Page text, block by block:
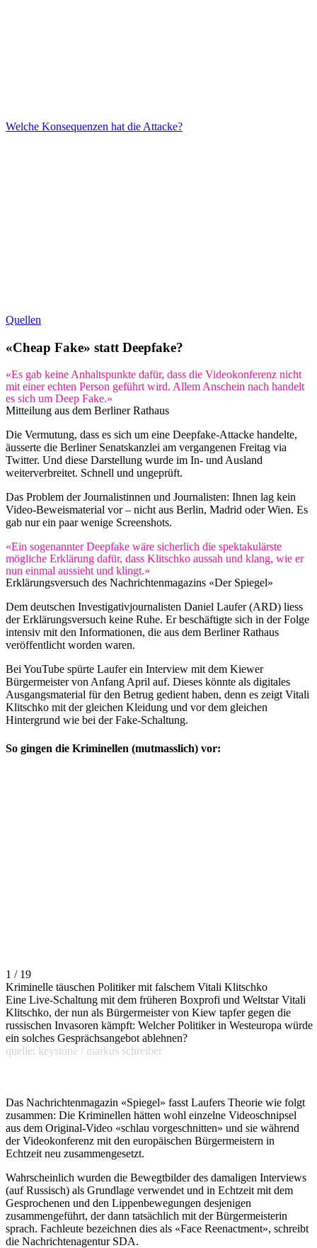
Welche Konsequenzen hat die Attacke?
Quellen
«Cheap Fake» statt Deepfake?
«Es gab keine Anhaltspunkte dafür, dass die Videokonferenz nicht
mit einer echten Person geführt wird. Allem Anschein nach handelt
es sich um Deep Fake.»
Mitteilung aus dem Berliner Rathaus
Die Vermutung, dass es sich um eine Deepfake-Attacke handelte,
äusserte die Berliner Senatskanzlei am vergangenen Freitag via
Twitter. Und diese Darstellung wurde im In- und Ausland
weiterverbreitet. Schnell und ungeprüft.
Das Problem der Journalistinnen und Journalisten: Ihnen lag kein
Video-Beweismaterial vor – nicht aus Berlin, Madrid oder Wien. Es
gab nur ein paar wenige Screenshots.
«Ein sogenannter Deepfake wäre sicherlich die spektakulärste
mögliche Erklärung dafür, dass Klitschko aussah und klang, wie er
nun einmal aussieht und klingt.»
Erklärungsversuch des Nachrichtenmagazins «Der Spiegel»
Dem deutschen Investigativjournalisten Daniel Laufer (ARD) liess
der Erklärungsversuch keine Ruhe. Er beschäftigte sich in der Folge
intensiv mit den Informationen, die aus dem Berliner Rathaus
veröffentlicht worden waren.
Bei YouTube spürte Laufer ein Interview mit dem Kiewer
Bürgermeister von Anfang April auf. Dieses könnte als digitales
Ausgangsmaterial für den Betrug gedient haben, denn es zeigt Vitali
Klitschko mit der gleichen Kleidung und vor dem gleichen
Hintergrund wie bei der Fake-Schaltung.
So gingen die Kriminellen (mutmasslich) vor:
1 / 19
Kriminelle täuschen Politiker mit falschem Vitali Klitschko
Eine Live-Schaltung mit dem früheren Boxprofi und Weltstar Vitali
Klitschko, der nun als Bürgermeister von Kiew tapfer gegen die
russischen Invasoren kämpft: Welcher Politiker in Westeuropa würde
ein solches Gesprächsangebot ablehnen?
quelle: keystone / markus schreiber
Das Nachrichtenmagazin «Spiegel» fasst Laufers Theorie wie folgt
zusammen: Die Kriminellen hätten wohl einzelne Videoschnipsel
aus dem Original-Video «schlau vorgeschnitten» und sie während
der Videokonferenz mit den europäischen Bürgermeistern in
Echtzeit neu zusammengesetzt.
Wahrscheinlich wurden die Bewegtbilder des damaligen Interviews
(auf Russisch) als Grundlage verwendet und in Echtzeit mit dem
Gesprochenen und den Lippenbewegungen desjenigen
zusammengeführt, der dann tatsächlich mit der Bürgermeisterin
sprach. Fachleute bezeichnen dies als «Face Reenactment», schreibt
die Nachrichtenagentur SDA.